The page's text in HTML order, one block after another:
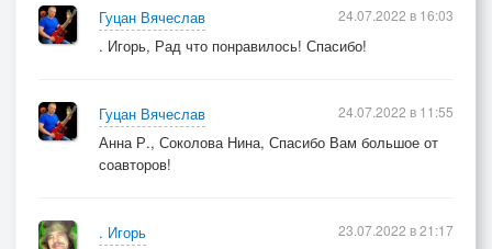
Гуцан Вячеслав
. Игорь, Рад что понравилось! Спасибо!
24.07.2022 в 16:03
Гуцан Вячеслав
Анна Р., Соколова Нина, Спасибо Вам большое от
соавторов!
24.07.2022 в 11:55
. Игорь
23.07.2022 в 21:17